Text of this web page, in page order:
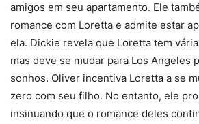
amigos em seu apartamento. Ele
romance com Loretta e admite estar
ela. Dickie revela que Loretta tem
mas deve se mudar para Los Angeles
sonhos. Oliver incentiva Loretta a se
zero com seu filho. No entanto, ele
insinuando que o romance deles